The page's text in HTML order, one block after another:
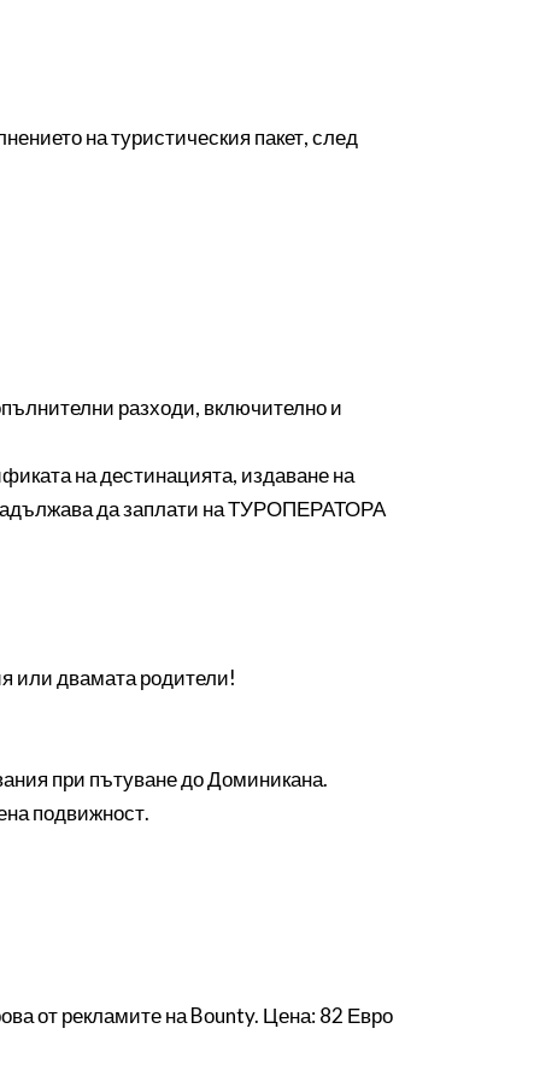
на туристическия пакет, след
разходи, включително и
на дестинацията, издаване на
да заплати на ТУРОПЕРАТОРА
или двамата родители!
при пътуване до Доминикана.
подвижност.
от рекламите на Bоunty. Цена: 82 Евро